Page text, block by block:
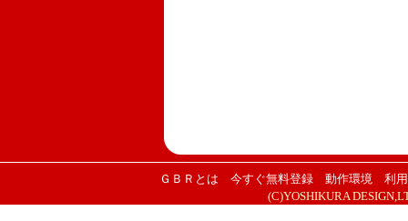
ＧＢＲとは 今すぐ無料登録 動作環境
利
(C)YOSHIKURA